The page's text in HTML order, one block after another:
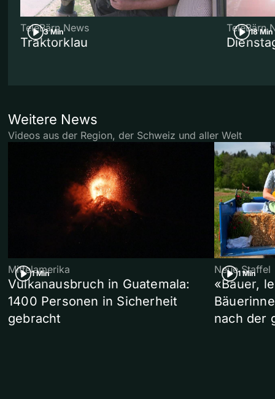
3 Min
TeleBärn News
Traktorklau
18 Min
TeleBärn
Weitere News
Videos aus der Region, der Schweiz und aller Welt
1 Min
Mittelamerika
Vulkanausbruch in Guatemala:
1400 Personen in Sicherheit
gebracht
1 Min
Neue Staffel
«Bauer,
nach der